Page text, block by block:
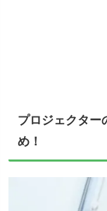
プロジェクター
め！